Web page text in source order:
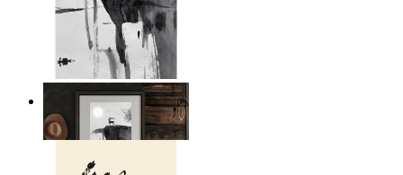
Japandi Moon Landscape
Ab 14,95 €